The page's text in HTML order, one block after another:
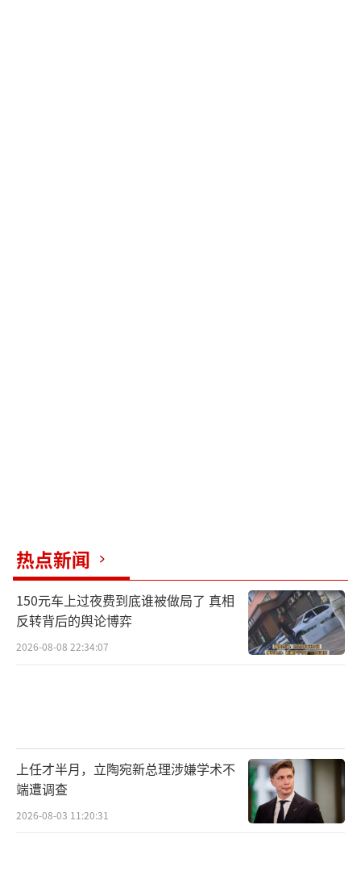
热点新闻
150元车上过夜费到底谁被做局了 真相
反转背后的舆论博弈
2026-08-08 22:34:07
上任才半月，立陶宛新总理涉嫌学术不
端遭调查
2026-08-03 11:20:31